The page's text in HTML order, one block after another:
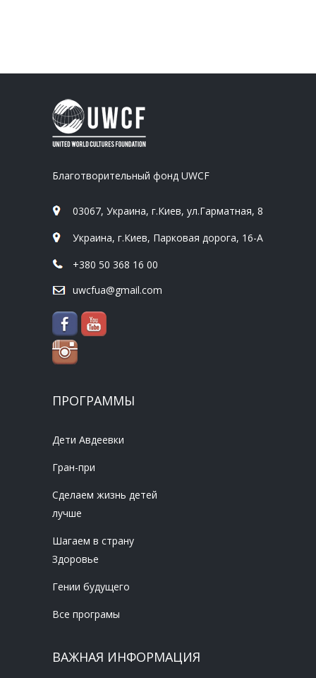
Благотворительный фонд UWCF
03067, Украина, г.Киев, ул.Гарматная, 8
Украина, г.Киев, Парковая дорога, 16-А
+380 50 368 16 00
uwcfua@gmail.com
ПРОГРАММЫ
Дети Авдеевки
Гран-при
Сделаем жизнь детей
лучше
Шагаем в страну
Здоровье
Гении будущего
Все програмы
ВАЖНАЯ ИНФОРМАЦИЯ